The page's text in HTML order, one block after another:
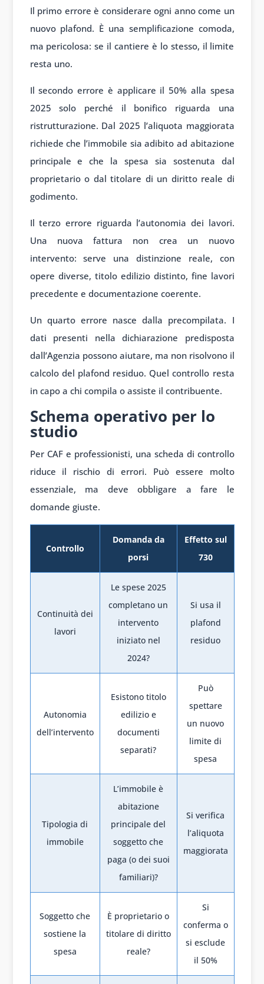
Il primo errore è considerare ogni anno come un
nuovo plafond. È una semplificazione comoda,
ma pericolosa: se il cantiere è lo stesso, il limite
resta uno.
Il secondo errore è applicare il 50% alla spesa
2025 solo perché il bonifico riguarda una
ristrutturazione. Dal 2025 l’aliquota maggiorata
richiede che l’immobile sia adibito ad abitazione
principale e che la spesa sia sostenuta dal
proprietario o dal titolare di un diritto reale di
godimento.
Il terzo errore riguarda l’autonomia dei lavori.
Una nuova fattura non crea un nuovo
intervento: serve una distinzione reale, con
opere diverse, titolo edilizio distinto, fine lavori
precedente e documentazione coerente.
Un quarto errore nasce dalla precompilata. I
dati presenti nella dichiarazione predisposta
dall’Agenzia possono aiutare, ma non risolvono il
calcolo del plafond residuo. Quel controllo resta
in capo a chi compila o assiste il contribuente.
Schema operativo per lo
studio
Per CAF e professionisti, una scheda di controllo
riduce il rischio di errori. Può essere molto
essenziale, ma deve obbligare a fare le
domande giuste.
Controllo
Domanda da
porsi
Effetto sul
730
Continuità dei
lavori
Le spese 2025
completano un
intervento
iniziato nel
2024?
Si usa il
plafond
residuo
Autonomia
dell’intervento
Esistono titolo
edilizio e
documenti
separati?
Può
spettare
un nuovo
limite di
spesa
Tipologia di
immobile
L’immobile è
abitazione
principale del
soggetto che
paga (o dei suoi
familiari)?
Si verifica
l’aliquota
maggiorata
Soggetto che
sostiene la
spesa
È proprietario o
titolare di diritto
reale?
Si
conferma o
si esclude
il 50%